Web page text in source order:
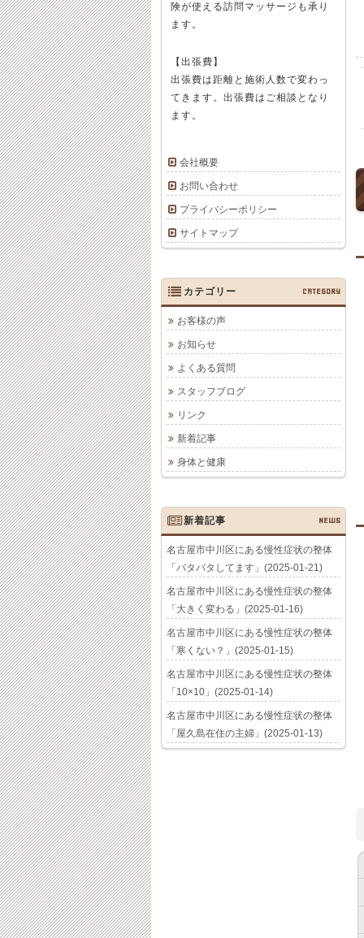
険が使える訪問マッサージも承り
ます。
【出張費】
出張費は距離と施術人数で変わっ
てきます。出張費はご相談となり
ます。
会社概要
お問い合わせ
プライバシーポリシー
サイトマップ
カテゴリー CATEGORY
お客様の声
お知らせ
よくある質問
スタッフブログ
リンク
新着記事
身体と健康
新着記事 NEWS
名古屋市中川区にある慢性症状の整体
「バタバタしてます」(2025-01-21)
名古屋市中川区にある慢性症状の整体
「大きく変わる」(2025-01-16)
名古屋市中川区にある慢性症状の整体
「寒くない？」(2025-01-15)
名古屋市中川区にある慢性症状の整体
「10×10」(2025-01-14)
名古屋市中川区にある慢性症状の整体
「屋久島在住の主婦」(2025-01-13)